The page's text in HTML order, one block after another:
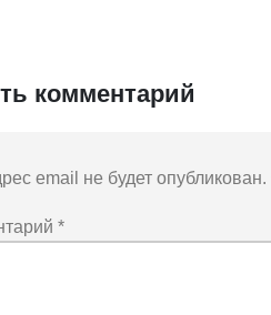
комментарий
email не будет опубликован.
*